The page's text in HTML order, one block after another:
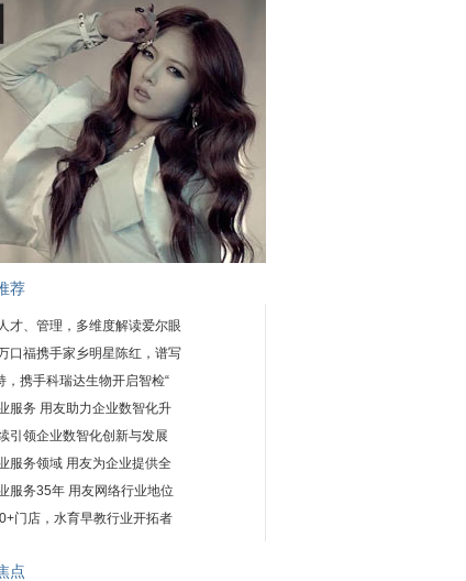
荐
才、管理，多维度解读爱尔眼
口福携手家乡明星陈红，谱写
，携手科瑞达生物开启智检“
服务 用友助力企业数智化升
引领企业数智化创新与发展
服务领域 用友为企业提供全
服务35年 用友网络行业地位
门店，水育早教行业开拓者
点